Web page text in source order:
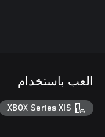
العب باستخدام
XBOX Series X|S